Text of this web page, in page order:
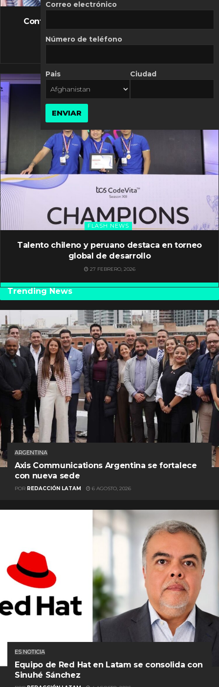
FLASH NEWS
Controversia de Mercado Libre por costos
10 MARZO, 2026
FLASH NEWS
Talento chileno y peruano destaca en torneo
global de desarrollo
27 FEBRERO, 2026
Trending News
ARGENTINA
Axis Communications Argentina se fortalece
con nueva sede
POR REDACCIÓN LATAM 6 AGOSTO, 2026
ES NOTICIA
Equipo de Red Hat en Latam se consolida con
Sinuhé Sánchez
Correo electrónico
Número de teléfono
Pais Ciudad
ENVIAR